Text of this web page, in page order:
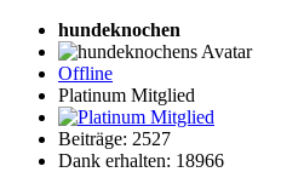
hundeknochen
Offline
Platinum Mitglied
Beiträge: 2527
Dank erhalten: 18966